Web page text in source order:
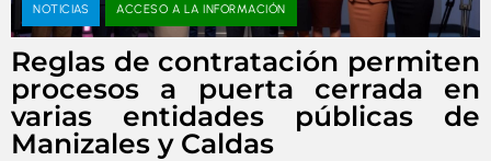
NOTICIAS ACCESO A LA INFORMACIÓN
Reglas de contratación permiten
procesos a puerta cerrada en
varias entidades públicas de
Manizales y Caldas